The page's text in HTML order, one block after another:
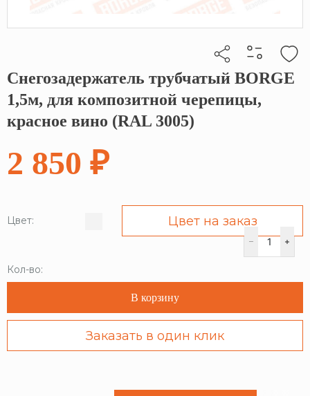
Кликните, чтобы скопировать прямую ссылку
Снегозадержатель трубчатый BORGE
1,5м, для композитной черепицы,
красное вино (RAL 3005)
2 850 ₽
Цвет: Цвет на заказ
Кол-во:
В корзину
Заказать в один клик